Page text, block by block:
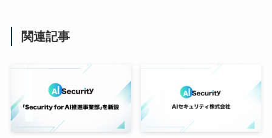
関連記事